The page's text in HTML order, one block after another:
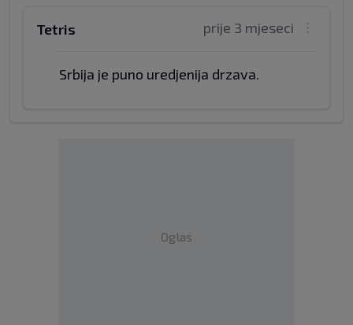
prije 3 mjeseci
Tetris
Srbija je puno uredjenija drzava.
Oglas